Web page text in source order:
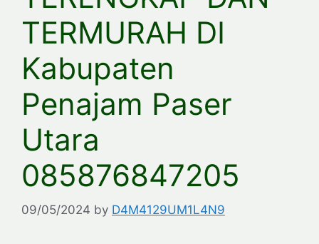
TERMURAH DI
Kabupaten
Penajam Paser
Utara
085876847205
09/05/2024 by D4M4129UM1L4N9